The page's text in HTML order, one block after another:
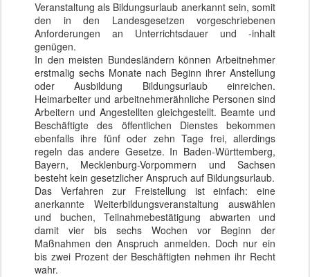
Veranstaltung als Bildungsurlaub anerkannt sein, somit
den in den Landesgesetzen vorgeschriebenen
Anforderungen an Unterrichtsdauer und -inhalt
genügen.
In den meisten Bundesländern können Arbeitnehmer
erstmalig sechs Monate nach Beginn ihrer Anstellung
oder Ausbildung Bildungsurlaub einreichen.
Heimarbeiter und arbeitnehmerähnliche Personen sind
Arbeitern und Angestellten gleichgestellt. Beamte und
Beschäftigte des öffentlichen Dienstes bekommen
ebenfalls ihre fünf oder zehn Tage frei, allerdings
regeln das andere Gesetze. In Baden-Württemberg,
Bayern, Mecklenburg-Vorpommern und Sachsen
besteht kein gesetzlicher Anspruch auf Bildungsurlaub.
Das Verfahren zur Freistellung ist einfach: eine
anerkannte Weiterbildungsveranstaltung auswählen
und buchen, Teilnahmebestätigung abwarten und
damit vier bis sechs Wochen vor Beginn der
Maßnahmen den Anspruch anmelden. Doch nur ein
bis zwei Prozent der Beschäftigten nehmen ihr Recht
wahr.